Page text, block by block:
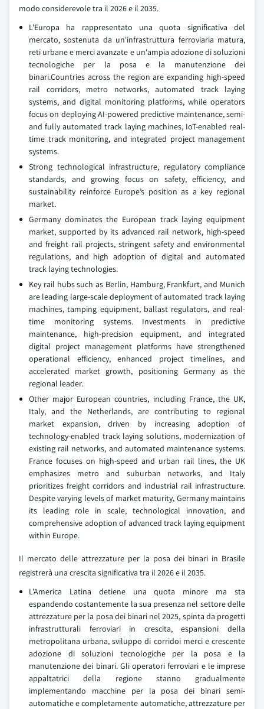
modo considerevole tra il 2026 e il 2035.
L'Europa ha rappresentato una quota significativa del
mercato, sostenuta da un'infrastruttura ferroviaria matura,
reti urbane e merci avanzate e un'ampia adozione di soluzioni
tecnologiche per la posa e la manutenzione dei
binari.Countries across the region are expanding high-speed
rail corridors, metro networks, automated track laying
systems, and digital monitoring platforms, while operators
focus on deploying AI-powered predictive maintenance, semi-
and fully automated track laying machines, IoT-enabled real-
time track monitoring, and integrated project management
systems.
Strong technological infrastructure, regulatory compliance
standards, and growing focus on safety, efficiency, and
sustainability reinforce Europe’s position as a key regional
market.
Germany dominates the European track laying equipment
market, supported by its advanced rail network, high-speed
and freight rail projects, stringent safety and environmental
regulations, and high adoption of digital and automated
track laying technologies.
Key rail hubs such as Berlin, Hamburg, Frankfurt, and Munich
are leading large-scale deployment of automated track laying
machines, tamping equipment, ballast regulators, and real-
time monitoring systems. Investments in predictive
maintenance, high-precision equipment, and integrated
digital project management platforms have strengthened
operational efficiency, enhanced project timelines, and
accelerated market growth, positioning Germany as the
regional leader.
Other major European countries, including France, the UK,
Italy, and the Netherlands, are contributing to regional
market expansion, driven by increasing adoption of
technology-enabled track laying solutions, modernization of
existing rail networks, and automated maintenance systems.
France focuses on high-speed and urban rail lines, the UK
emphasizes metro and suburban networks, and Italy
prioritizes freight corridors and industrial rail infrastructure.
Despite varying levels of market maturity, Germany maintains
its leading role in scale, technological innovation, and
comprehensive adoption of advanced track laying equipment
within Europe.
Il mercato delle attrezzature per la posa dei binari in Brasile
registrerà una crescita significativa tra il 2026 e il 2035.
L'America Latina detiene una quota minore ma sta
espandendo costantemente la sua presenza nel settore delle
attrezzature per la posa dei binari nel 2025, spinta da progetti
infrastrutturali ferroviari in crescita, espansioni della
metropolitana urbana, sviluppo di corridoi merci e crescente
adozione di soluzioni tecnologiche per la posa e la
manutenzione dei binari. Gli operatori ferroviari e le imprese
appaltatrici della regione stanno gradualmente
implementando macchine per la posa dei binari semi-
automatiche e completamente automatiche, attrezzature per